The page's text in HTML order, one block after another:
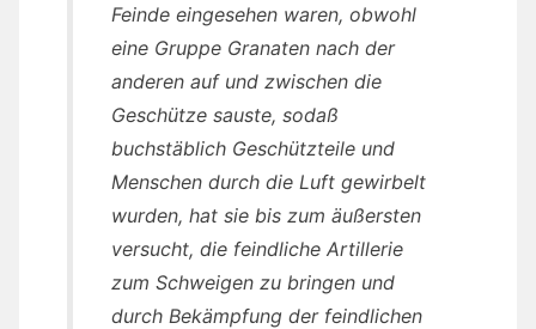
Feinde eingesehen waren, obwohl
eine Gruppe Granaten nach der
anderen auf und zwischen die
Geschütze sauste, sodaß
buchstäblich Geschützteile und
Menschen durch die Luft gewirbelt
wurden, hat sie bis zum äußersten
versucht, die feindliche Artillerie
zum Schweigen zu bringen und
durch Bekämpfung der feindlichen